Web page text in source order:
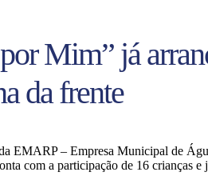
Mim” já
da frente
EMARP – Empresa Municipal de
com a participação de 16 crianças e